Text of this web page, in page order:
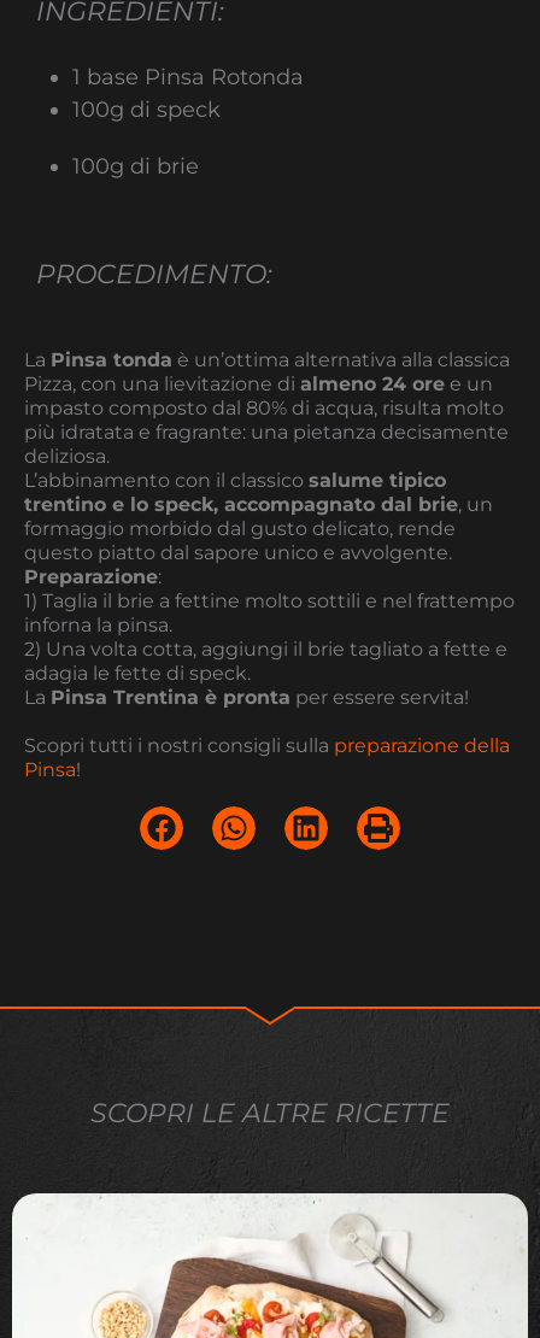
INGREDIENTI:
1 base Pinsa Rotonda
100g di speck
100g di brie
PROCEDIMENTO:
La Pinsa tonda è un’ottima alternativa alla classica
Pizza, con una lievitazione di almeno 24 ore e un
impasto composto dal 80% di acqua, risulta molto
più idratata e fragrante: una pietanza decisamente
deliziosa.
L’abbinamento con il classico salume tipico
trentino e lo speck, accompagnato dal brie, un
formaggio morbido dal gusto delicato, rende
questo piatto dal sapore unico e avvolgente.
Preparazione:
1) Taglia il brie a fettine molto sottili e nel frattempo
inforna la pinsa.
2) Una volta cotta, aggiungi il brie tagliato a fette e
adagia le fette di speck.
La Pinsa Trentina è pronta per essere servita!
Scopri tutti i nostri consigli sulla preparazione della
Pinsa!
SCOPRI LE ALTRE RICETTE